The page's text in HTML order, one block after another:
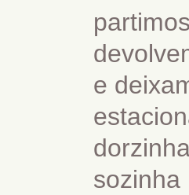
e
sozinha